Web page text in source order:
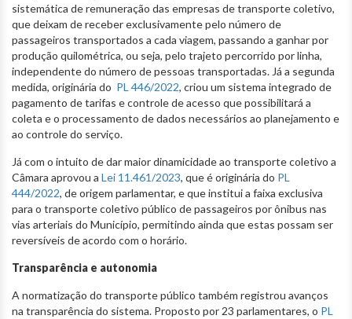
sistemática de remuneração das empresas de transporte coletivo,
que deixam de receber exclusivamente pelo número de
passageiros transportados a cada viagem, passando a ganhar por
produção quilométrica, ou seja, pelo trajeto percorrido por linha,
independente do número de pessoas transportadas. Já a segunda
medida, originária do PL 446/2022, criou um sistema integrado de
pagamento de tarifas e controle de acesso que possibilitará a
coleta e o processamento de dados necessários ao planejamento e
ao controle do serviço.
Já com o intuito de dar maior dinamicidade ao transporte coletivo a
Câmara aprovou a Lei 11.461/2023, que é originária do PL
444/2022, de origem parlamentar, e que institui a faixa exclusiva
para o transporte coletivo público de passageiros por ônibus nas
vias arteriais do Município, permitindo ainda que estas possam ser
reversíveis de acordo com o horário.
Transparência e autonomia
A normatização do transporte público também registrou avanços
na transparência do sistema. Proposto por 23 parlamentares, o PL